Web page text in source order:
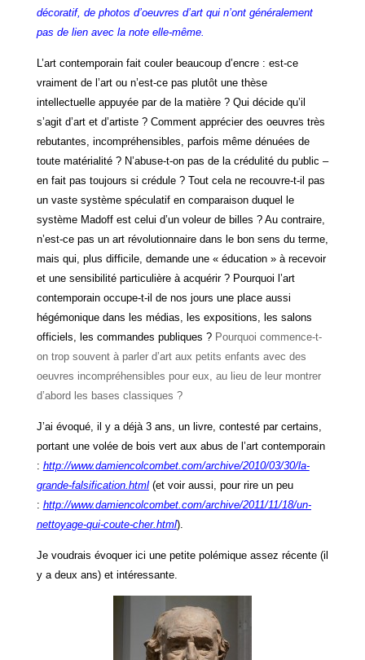
décoratif, de photos d’oeuvres d’art qui n’ont généralement
pas de lien avec la note elle-même.
L’art contemporain fait couler beaucoup d’encre : est-ce
vraiment de l’art ou n’est-ce pas plutôt une thèse
intellectuelle appuyée par de la matière ? Qui décide qu’il
s’agit d’art et d’artiste ? Comment apprécier des oeuvres très
rebutantes, incompréhensibles, parfois même dénuées de
toute matérialité ? N’abuse-t-on pas de la crédulité du public –
en fait pas toujours si crédule ? Tout cela ne recouvre-t-il pas
un vaste système spéculatif en comparaison duquel le
système Madoff est celui d’un voleur de billes ? Au contraire,
n’est-ce pas un art révolutionnaire dans le bon sens du terme,
mais qui, plus difficile, demande une « éducation » à recevoir
et une sensibilité particulière à acquérir ? Pourquoi l’art
contemporain occupe-t-il de nos jours une place aussi
hégémonique dans les médias, les expositions, les salons
officiels, les commandes publiques ? Pourquoi commence-t-
on trop souvent à parler d’art aux petits enfants avec des
oeuvres incompréhensibles pour eux, au lieu de leur montrer
d’abord les bases classiques ?
J’ai évoqué, il y a déjà 3 ans, un livre, contesté par certains,
portant une volée de bois vert aux abus de l’art contemporain
: http://www.damiencolcombet.com/archive/2010/03/30/la-
grande-falsification.html(et voir aussi, pour rire un peu
: http://www.damiencolcombet.com/archive/2011/11/18/un-
nettoyage-qui-coute-cher.html).
Je voudrais évoquer ici une petite polémique assez récente (il
y a deux ans) et intéressante.